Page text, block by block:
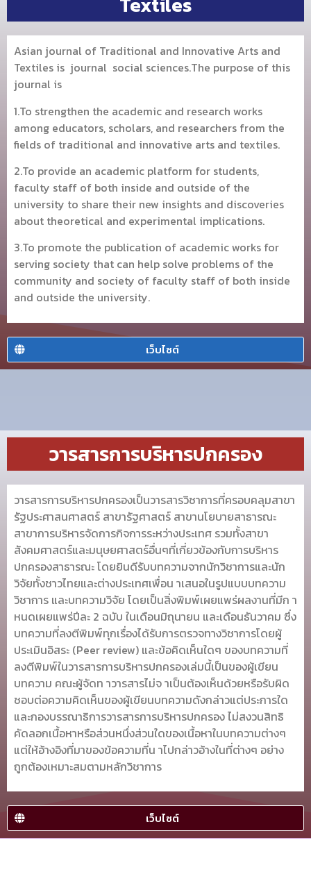
Asian journal of Traditional and Innovative Arts and
Textiles is journal social sciences.The purpose of this
journal is
1.To strengthen the academic and research works
among educators, scholars, and researchers from the
fields of traditional and innovative arts and textiles.
2.To provide an academic platform for students,
faculty staff of both inside and outside of the
university to share their new insights and discoveries
about theoretical and experimental implications.
3.To promote the publication of academic works for
serving society that can help solve problems of the
community and society of faculty staff of both inside
and outside the university.
เว็บไซต์
วารสารการบริหารปกครอง
วารสารการบริหารปกครองเป็นวารสารวิชาการที่ครอบคลุมสาขา
รัฐประศาสนศาสตร์ สาขารัฐศาสตร์ สาขานโยบายสาธารณะ
สาขาการบริหารจัดการกิจการระหว่างประเทศ รวมทั้งสาขา
สังคมศาสตร์และมนุษยศาสตร์อื่นๆที่เกี่ยวข้องกับการบริหาร
ปกครองสาธารณะ โดยยินดีรับบทความจากนักวิชาการและนัก
วิจัยทั้งชาวไทยและต่างประเทศเพื่อน าเสนอในรูปแบบบทความ
วิชาการ และบทความวิจัย โดยเป็นสิ่งพิมพ์เผยแพร่ผลงานที่มีก า
หนดเผยแพร่ปีละ 2 ฉบับ ในเดือนมิถุนายน และเดือนธันวาคม ซึ่ง
บทความที่ลงตีพิมพ์ทุกเรื่องได้รับการตรวจทางวิชาการโดยผู้
ประเมินอิสระ (Peer review) และข้อคิดเห็นใดๆ ของบทความที่
ลงตีพิมพ์ในวารสารการบริหารปกครองเล่มนี้เป็นของผู้เขียน
บทความ คณะผู้จัดท าวารสารไม่จ าเป็นต้องเห็นด้วยหรือรับผิด
ชอบต่อความคิดเห็นของผู้เขียนบทความดังกล่าวแต่ประการใด
และกองบรรณาธิการวารสารการบริหารปกครอง ไม่สงวนสิทธิ
คัดลอกเนื้อหาหรือส่วนหนึ่งส่วนใดของเนื้อหาในบทความต่างๆ
แต่ให้อ้างอิงที่มาของข้อความที่น าไปกล่าวอ้างในที่ต่างๆ อย่าง
ถูกต้องเหมาะสมตามหลักวิชาการ
เว็บไซต์